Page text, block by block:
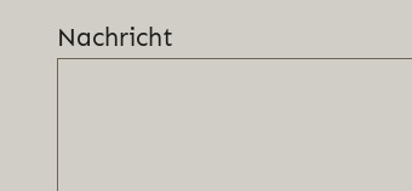
Nachricht